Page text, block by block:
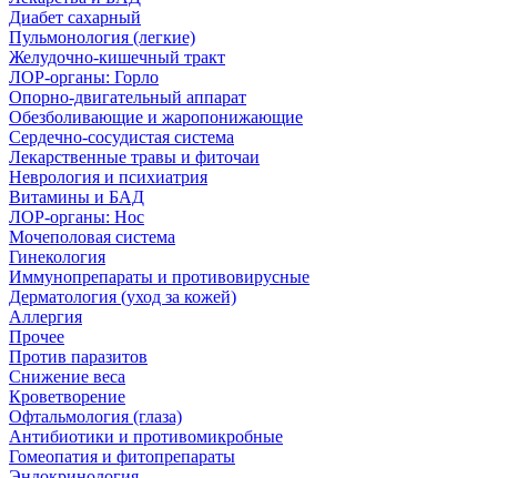
Диабет сахарный
Пульмонология (легкие)
Желудочно-кишечный тракт
ЛОР-органы: Горло
Опорно-двигательный аппарат
Обезболивающие и жаропонижающие
Сердечно-сосудистая система
Лекарственные травы и фиточаи
Неврология и психиатрия
Витамины и БАД
ЛОР-органы: Нос
Мочеполовая система
Гинекология
Иммунопрепараты и противовирусные
Дерматология (уход за кожей)
Аллергия
Прочее
Против паразитов
Снижение веса
Кроветворение
Офтальмология (глаза)
Антибиотики и противомикробные
Гомеопатия и фитопрепараты